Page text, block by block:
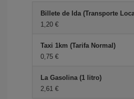
Billete de Ida (Transporte
1,20 €
Taxi 1km (Tarifa Normal)
0,75 €
La Gasolina (1 litro)
2,61 €